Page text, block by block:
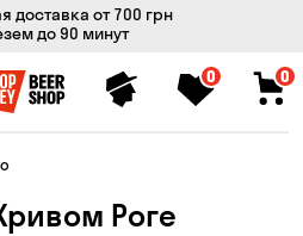
доставка от 700 грн
до 90 минут
0 0
Роге